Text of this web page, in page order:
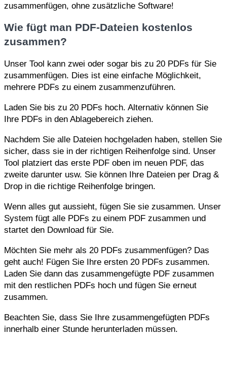
zusammenfügen, ohne zusätzliche Software!
Wie fügt man PDF-Dateien kostenlos
zusammen?
Unser Tool kann zwei oder sogar bis zu 20 PDFs für Sie
zusammenfügen. Dies ist eine einfache Möglichkeit,
mehrere PDFs zu einem zusammenzuführen.
Laden Sie bis zu 20 PDFs hoch. Alternativ können Sie
Ihre PDFs in den Ablagebereich ziehen.
Nachdem Sie alle Dateien hochgeladen haben, stellen Sie
sicher, dass sie in der richtigen Reihenfolge sind. Unser
Tool platziert das erste PDF oben im neuen PDF, das
zweite darunter usw. Sie können Ihre Dateien per Drag &
Drop in die richtige Reihenfolge bringen.
Wenn alles gut aussieht, fügen Sie sie zusammen. Unser
System fügt alle PDFs zu einem PDF zusammen und
startet den Download für Sie.
Möchten Sie mehr als 20 PDFs zusammenfügen? Das
geht auch! Fügen Sie Ihre ersten 20 PDFs zusammen.
Laden Sie dann das zusammengefügte PDF zusammen
mit den restlichen PDFs hoch und fügen Sie erneut
zusammen.
Beachten Sie, dass Sie Ihre zusammengefügten PDFs
innerhalb einer Stunde herunterladen müssen.